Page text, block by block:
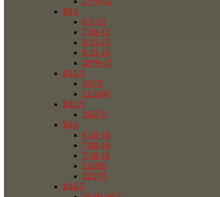
R15
6.7-15
7.00-15
8.15-15
8.25-15
28*9-15
R15.3
10/75
12.5/80
R15.5
195/70
R16
6.50-16
7.00-16
7.50-16
215/85
225/75
R16.5